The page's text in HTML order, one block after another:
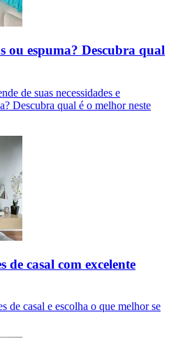
ou espuma? Descubra qual
de suas necessidades e
Descubra qual é o melhor neste
de casal com excelente
de casal e escolha o que melhor se